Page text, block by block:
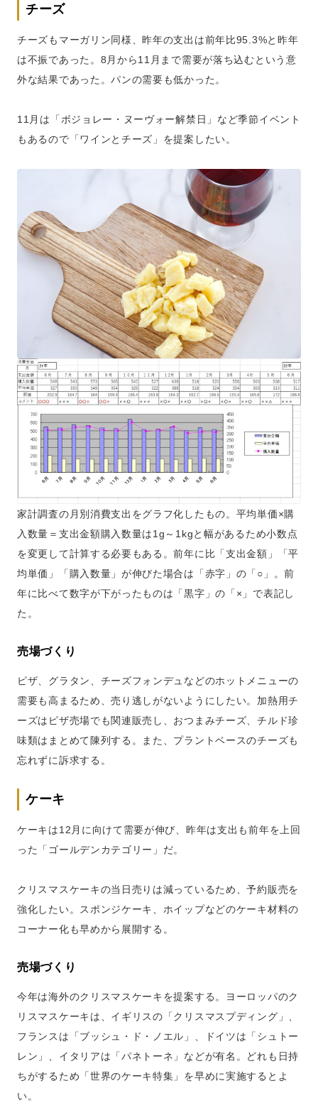
チーズ
チーズもマーガリン同様、昨年の支出は前年比95.3%と昨年
は不振であった。8月から11月まで需要が落ち込むという意
外な結果であった。パンの需要も低かった。
11月は「ボジョレー・ヌーヴォー解禁日」など季節イベント
もあるので「ワインとチーズ」を提案したい。
家計調査の月別消費支出をグラフ化したもの。平均単価×購
入数量＝支出金額購入数量は1g～1kgと幅があるため小数点
を変更して計算する必要もある。前年に比「支出金額」「平
均単価」「購入数量」が伸びた場合は「赤字」の「○」。前
年に比べて数字が下がったものは「黒字」の「×」で表記し
た。
売場づくり
ピザ、グラタン、チーズフォンデュなどのホットメニューの
需要も高まるため、売り逃しがないようにしたい。加熱用チ
ーズはピザ売場でも関連販売し、おつまみチーズ、チルド珍
味類はまとめて陳列する。また、プラントベースのチーズも
忘れずに訴求する。
ケーキ
ケーキは12月に向けて需要が伸び、昨年は支出も前年を上回
った「ゴールデンカテゴリー」だ。
クリスマスケーキの当日売りは減っているため、予約販売を
強化したい。スポンジケーキ、ホイップなどのケーキ材料の
コーナー化も早めから展開する。
売場づくり
今年は海外のクリスマスケーキを提案する。ヨーロッパのク
リスマスケーキは、イギリスの「クリスマスプディング」、
フランスは「ブッシュ・ド・ノエル」、ドイツは「シュトー
レン」、イタリアは「パネトーネ」などが有名。どれも日持
ちがするため「世界のケーキ特集」を早めに実施するとよ
い。